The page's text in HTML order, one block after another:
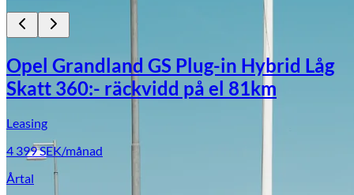
Opel Grandland GS Plug-in Hybrid Låg
Skatt 360:- räckvidd på el 81km
Leasing
4 399SEK/månad
Årtal